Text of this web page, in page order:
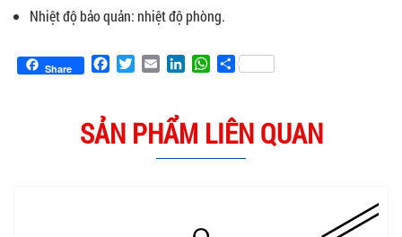
Nhiệt độ bảo quản: nhiệt độ phòng.
Share FacebookTwitterEmail LinkedInWhatsApp
Share
SẢN PHẨM LIÊN QUAN